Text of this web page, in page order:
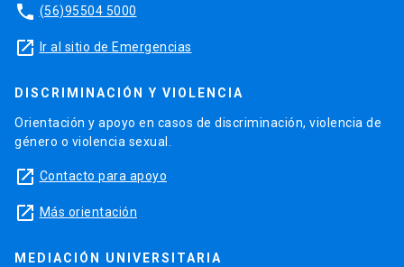
phone (56)95504 5000
launch Ir al sitio de Emergencias
DISCRIMINACIÓN Y VIOLENCIA
Orientación y apoyo en casos de discriminación, violencia de
género o violencia sexual.
launch Contacto para apoyo
launch Más orientación
MEDIACIÓN UNIVERSITARIA